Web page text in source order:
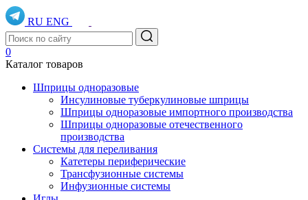
RU ENG
0
Каталог товаров
Шприцы одноразовые
Инсулиновые туберкулиновые шприцы
Шприцы одноразовые импортного производства
Шприцы одноразовые отечественного
производства
Системы для переливания
Катетеры периферические
Трансфузионные системы
Инфузионные системы